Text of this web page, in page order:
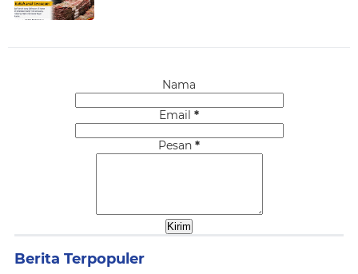
Nama
Email *
Pesan *
Berita Terpopuler